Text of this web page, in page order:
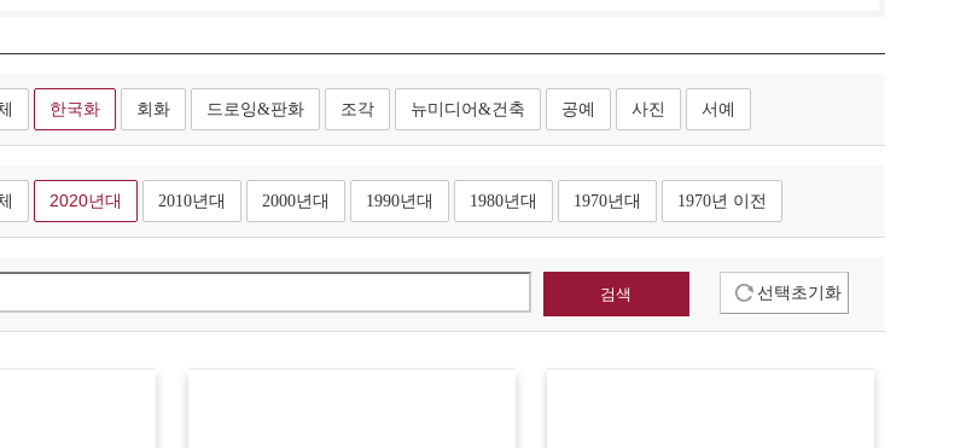
한국화 회화 드로잉&판화 조각 뉴미디어&건축 공예 사진 서예
2020년대 2010년대 2000년대 1990년대 1980년대 1970년대 1970년 이전
선택초기화